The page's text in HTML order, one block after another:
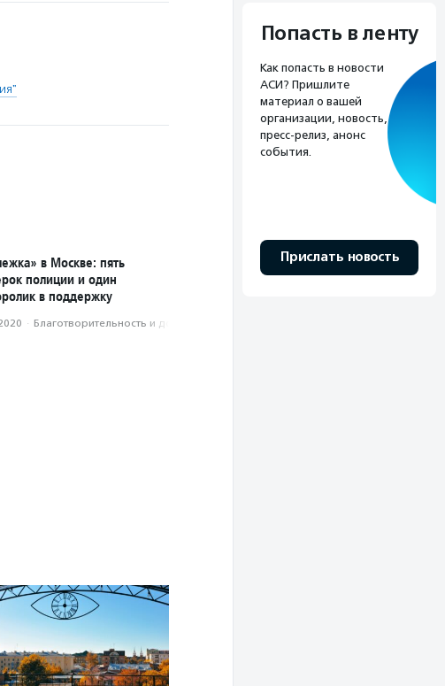
в Москве: пять
полиции и один
в поддержку
· Благотвори­тель­ность и доброволь­чест­во
Попасть в ленту
Как попасть в новости
АСИ? Пришлите
материал о вашей
организации, новость,
пресс-релиз, анонс
события.
Прислать новость